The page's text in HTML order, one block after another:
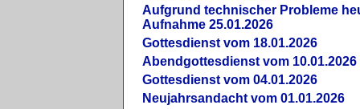
Aufgrund technischer Probleme
Aufnahme 25.01.2026
Gottesdienst vom 18.01.2026
Abendgottesdienst vom 10.01.2026
Gottesdienst vom 04.01.2026
Neujahrsandacht vom 01.01.2026